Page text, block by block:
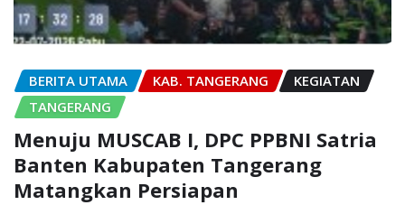
BERITA UTAMA KAB. TANGERANG
KEGIATAN
TANGERANG
Menuju MUSCAB I, DPC PPBNI Satria
Banten Kabupaten Tangerang
Matangkan Persiapan